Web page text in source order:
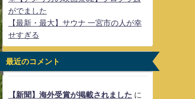
がでました
【最新・最大】サウナ 一宮市の人が幸
せすぎる
最近のコメント
【新聞】海外受賞が掲載されました に